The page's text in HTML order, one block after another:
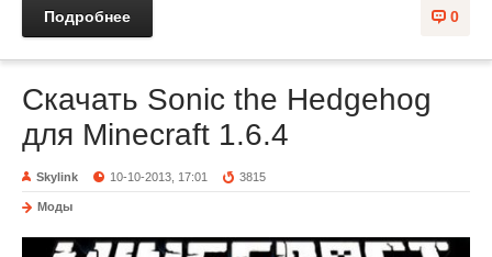
0
Подробнее
Скачать Sonic the Hedgehog
для Minecraft 1.6.4
Skylink 10-10-2013, 17:01 3815
Моды